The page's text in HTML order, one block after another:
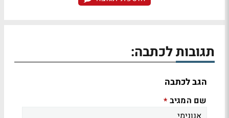
תגובות לכתבה:
הגב לכתבה
שם המגיב *